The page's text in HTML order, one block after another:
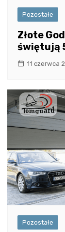
Pozostałe
Złote
świętują
11 czerwca
Pozostałe